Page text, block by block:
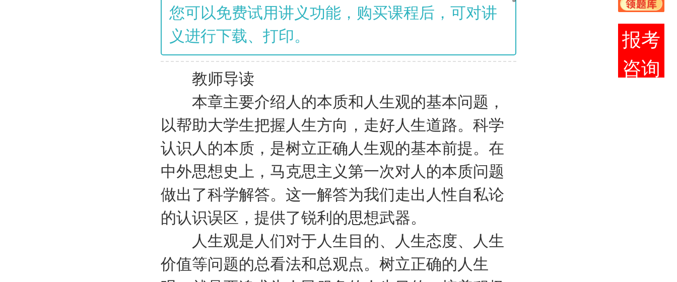
您可以免费试用讲义功能，购买课程后，可对讲
义进行下载、打印。
教师导读
本章主要介绍人的本质和人生观的基本问题，
以帮助大学生把握人生方向，走好人生道路。科学
认识人的本质，是树立正确人生观的基本前提。在
中外思想史上，马克思主义第一次对人的本质问题
做出了科学解答。这一解答为我们走出人性自私论
的认识误区，提供了锐利的思想武器。
人生观是人们对于人生目的、人生态度、人生
价值等问题的总看法和总观点。树立正确的人生
购买课程后，所有章
至考后一周关闭！（
课程导学
报考
咨询